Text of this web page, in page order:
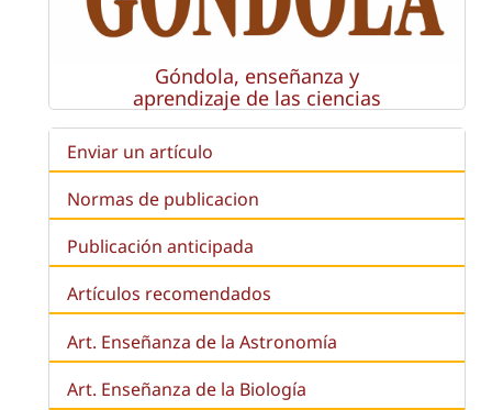
Góndola, enseñanza y
aprendizaje de las ciencias
Enviar un artículo
Normas de publicacion
Publicación anticipada
Artículos recomendados
Art. Enseñanza de la Astronomía
Art. Enseñanza de la Biología